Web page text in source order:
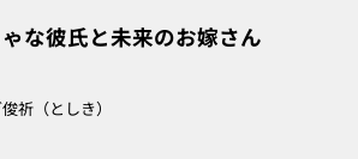
な彼氏と未来のお嫁さん
祈（としき）